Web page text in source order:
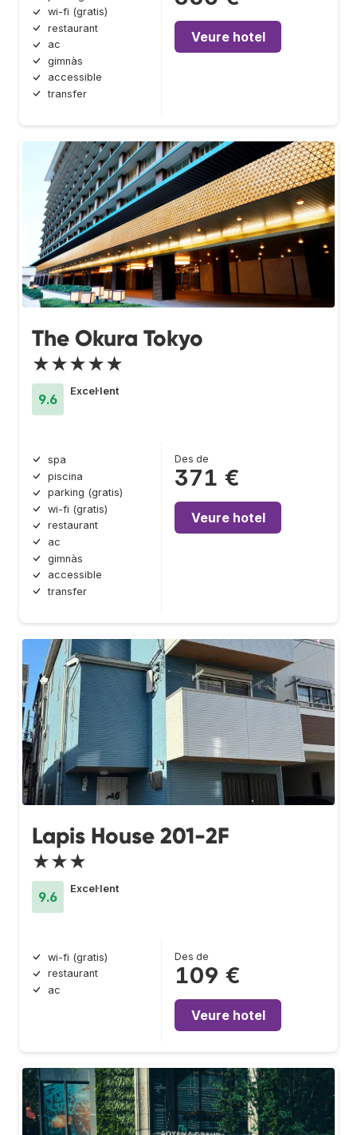
wi-fi (gratis)
restaurant
ac
gimnàs
accessible
transfer
Veure hotel
The Okura Tokyo
★★★★★
9.6
Excel·lent
spa
piscina
parking (gratis)
wi-fi (gratis)
restaurant
ac
gimnàs
accessible
transfer
Des de
371 €
Veure hotel
Lapis House 201-2F
★★★
9.6
Excel·lent
wi-fi (gratis)
restaurant
ac
Des de
109 €
Veure hotel